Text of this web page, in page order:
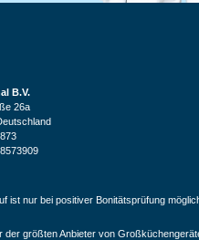
B.V.
26a
ist nur bei positiver Bonitätsprüfung
der größten Anbieter von